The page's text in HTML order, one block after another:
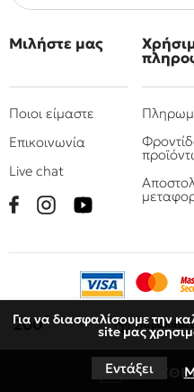
Για να διασφαλίσουμε την
site μας
Εντάξει
200€
Μιλήστε μας
Ποιοι είμαστε
Επικοινωνία
Live chat
© 2010 - 2026 Όμιλος